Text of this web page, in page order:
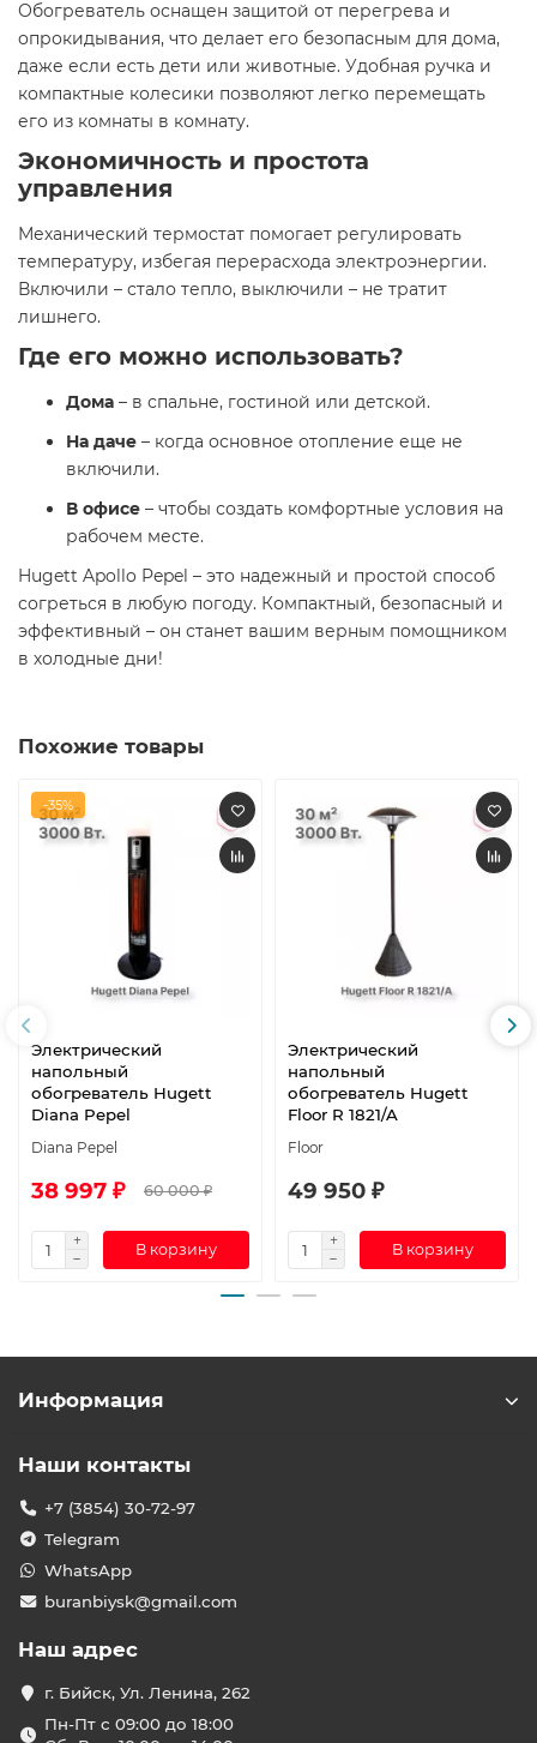
Обогреватель оснащен защитой от перегрева и
опрокидывания, что делает его безопасным для дома,
даже если есть дети или животные. Удобная ручка и
компактные колесики позволяют легко перемещать
его из комнаты в комнату.
Экономичность и простота
управления
Механический термостат помогает регулировать
температуру, избегая перерасхода электроэнергии.
Включили – стало тепло, выключили – не тратит
лишнего.
Где его можно использовать?
Дома – в спальне, гостиной или детской.
На даче – когда основное отопление еще не
включили.
В офисе – чтобы создать комфортные условия на
рабочем месте.
Hugett Apollo Pepel – это надежный и простой способ
согреться в любую погоду. Компактный, безопасный и
эффективный – он станет вашим верным помощником
в холодные дни!
Похожие товары
-35%
Электрический
напольный
обогреватель Hugett
Diana Pepel
Diana Pepel
38 997 ₽ 60 000 ₽
В корзину
Электрический
напольный
обогреватель Hugett
Floor R 1821/A
Floor
49 950 ₽
В корзину
Информация
Наши контакты
+7 (3854) 30-72-97
Telegram
WhatsApp
buranbiysk@gmail.com
Наш адрес
г. Бийск, Ул. Ленина, 262
Пн-Пт с 09:00 до 18:00